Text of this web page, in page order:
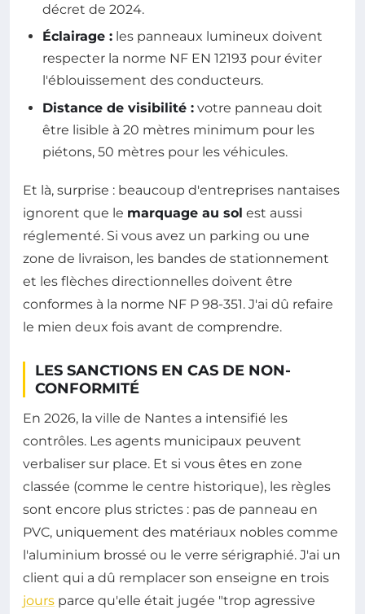
décret de 2024.
Éclairage : les panneaux lumineux doivent
respecter la norme NF EN 12193 pour éviter
l'éblouissement des conducteurs.
Distance de visibilité : votre panneau doit
être lisible à 20 mètres minimum pour les
piétons, 50 mètres pour les véhicules.
Et là, surprise : beaucoup d'entreprises nantaises
ignorent que le marquage au sol est aussi
réglementé. Si vous avez un parking ou une
zone de livraison, les bandes de stationnement
et les flèches directionnelles doivent être
conformes à la norme NF P 98-351. J'ai dû refaire
le mien deux fois avant de comprendre.
LES SANCTIONS EN CAS DE NON-
CONFORMITÉ
En 2026, la ville de Nantes a intensifié les
contrôles. Les agents municipaux peuvent
verbaliser sur place. Et si vous êtes en zone
classée (comme le centre historique), les règles
sont encore plus strictes : pas de panneau en
PVC, uniquement des matériaux nobles comme
l'aluminium brossé ou le verre sérigraphié. J'ai un
client qui a dû remplacer son enseigne en trois
jours parce qu'elle était jugée "trop agressive